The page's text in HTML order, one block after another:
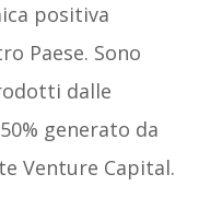
positiva
Paese. Sono
dalle
generato da
Venture Capital.